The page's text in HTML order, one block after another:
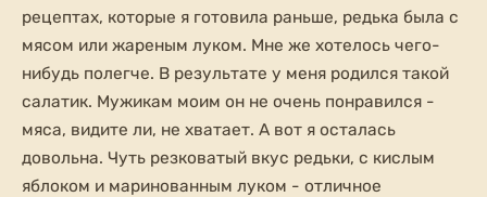
рецептах, которые я готовила раньше, редька была с
мясом или жареным луком. Мне же хотелось чего-
нибудь полегче. В результате у меня родился такой
салатик. Мужикам моим он не очень понравился -
мяса, видите ли, не хватает. А вот я осталась
довольна. Чуть резковатый вкус редьки, с кислым
яблоком и маринованным луком - отличное